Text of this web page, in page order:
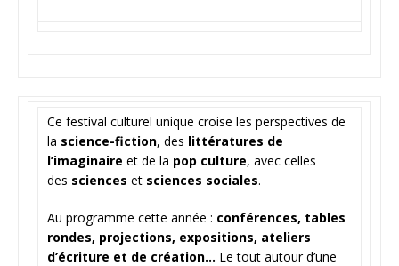
Ce festival culturel unique croise les perspectives de
la science-fiction, des littératures de
l’imaginaire et de la pop culture, avec celles
des sciences et sciences sociales.
Au programme cette année : conférences, tables
rondes, projections, expositions, ateliers
d’écriture et de création… Le tout autour d’une